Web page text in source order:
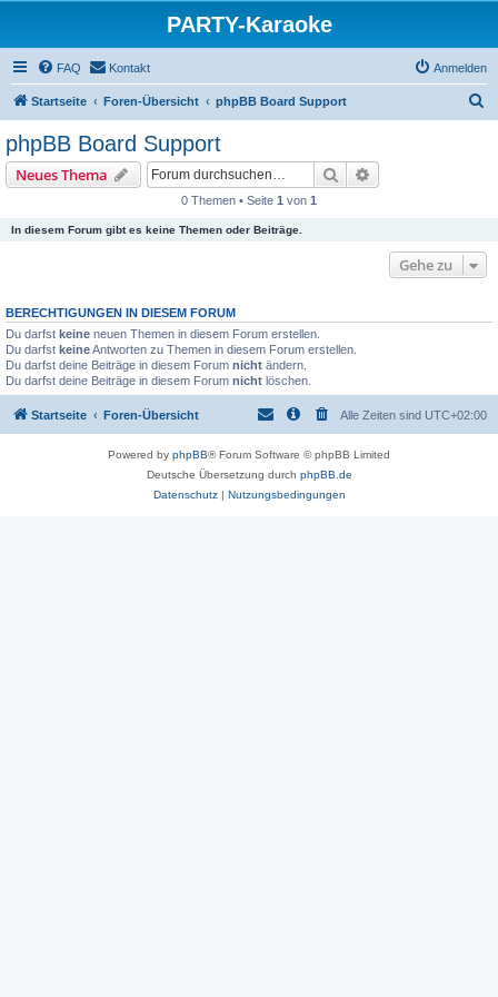
PARTY-Karaoke
FAQ Kontakt Anmelden
Startseite Foren-Übersicht phpBB Board Support
phpBB Board Support
Neues Thema Suche
0 Themen • Seite 1 von 1
In diesem Forum gibt es keine Themen oder Beiträge.
Gehe zu
BERECHTIGUNGEN IN DIESEM FORUM
Du darfst keine neuen Themen in diesem Forum erstellen.
Du darfst keineAntworten zu Themen in diesem Forum erstellen.
Du darfst deine Beiträge in diesem Forum nicht ändern.
Du darfst deine Beiträge in diesem Forum nicht löschen.
Startseite Foren-Übersicht Alle Zeiten sind UTC+02:00
Powered by phpBB® Forum Software © phpBB Limited
Deutsche Übersetzung durch phpBB.de
Datenschutz| Nutzungsbedingungen